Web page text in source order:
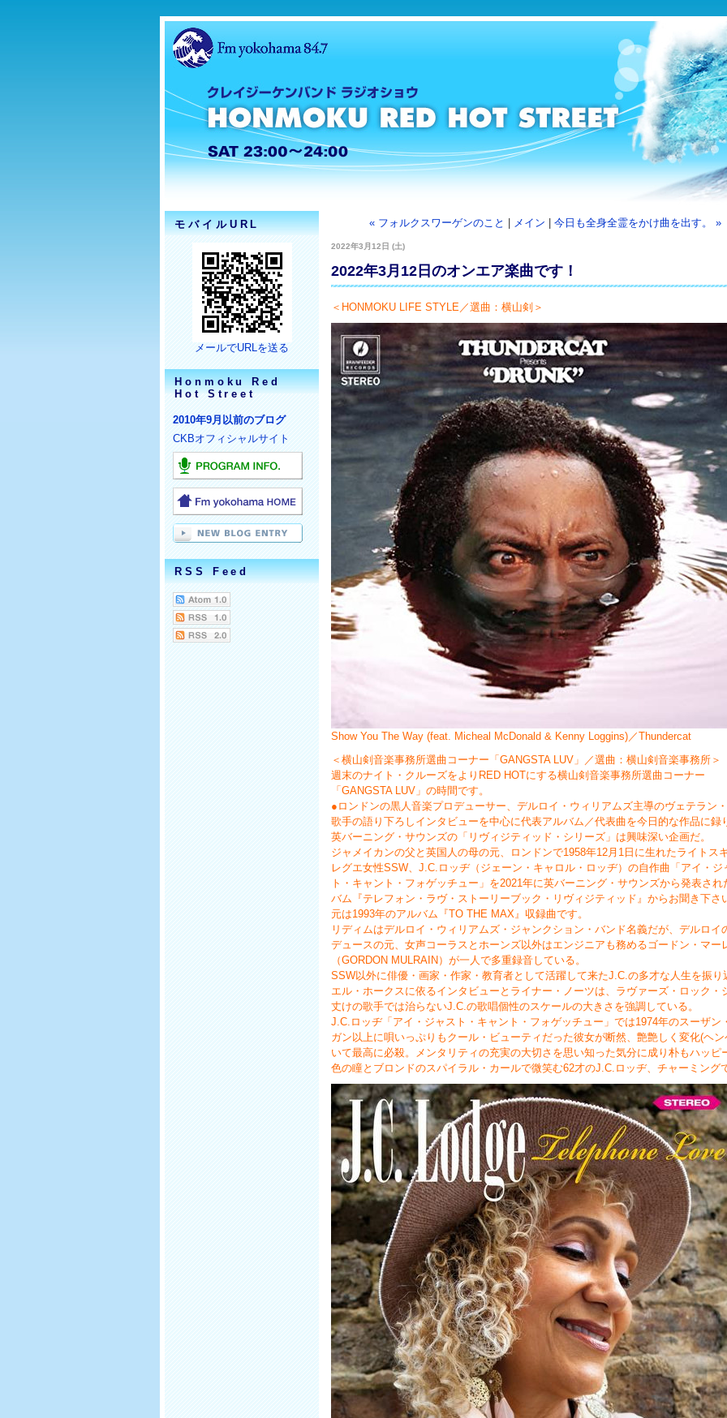
モバイルURL
メールでURLを送る
Honmoku Red
Hot Street
2010年9月以前のブログ
CKBオフィシャルサイト
RSS Feed
« フォルクスワーゲンのこと メイン 今日も全身全霊をかけ曲を出す。 »
2022年3月12日 (土)
2022年3月12日のオンエア楽曲です！
＜HONMOKU LIFE STYLE／選曲：横山剣＞
Show You The Way (feat. Micheal McDonald & Kenny Loggins)／
＜横山剣音楽事務所選曲コーナー「GANGSTA LUV」／選曲：横山剣音楽事務所＞
週末のナイト・クルーズをよりRED HOTにする横山剣音楽事務所選曲コーナー
「GANGSTA LUV」の時間です。
●ロンドンの黒人音楽プロデューサー、デルロイ・ウィリアムズ主導のヴェテラン
歌手の語り下ろしインタビューを中心に代表アルバム／代表曲を今日的な作品に録
英バーニング・サウンズの「リヴィジティッド・シリーズ」は興味深い企画だ。
ジャメイカンの父と英国人の母の元、ロンドンで1958年12月1日に生れたライトス
レグエ女性SSW、J.C.ロッヂ（ジェーン・キャロル・ロッヂ）の自作曲「アイ・ジ
ト・キャント・フォゲッチュー」を2021年に英バーニング・サウンズから発表され
バム『テレフォン・ラヴ・ストーリーブック・リヴィジティッド』からお聞き下さ
元は1993年のアルバム『TO THE MAX』収録曲です。
リディムはデルロイ・ウィリアムズ・ジャンクション・バンド名義だが、デルロイ
デュースの元、女声コーラスとホーンズ以外はエンジニアも務めるゴードン・マー
（GORDON MULRAIN）が一人で多重録音している。
SSW以外に俳優・画家・作家・教育者として活躍して来たJ.C.の多才な人生を振り
エル・ホークスに依るインタビューとライナー・ノーツは、ラヴァーズ・ロック・
丈けの歌手では治らないJ.C.の歌唱個性のスケールの大きさを強調している。
J.C.ロッヂ「アイ・ジャスト・キャント・フォゲッチュー」では1974年のスーザン
ガン以上に唄いっぷりもクール・ビューティだった彼女が断然、艶艶しく変化(ヘン
いて最高に必殺。メンタリティの充実の大切さを思い知った気分に成り朴もハッピ
色の瞳とブロンドのスパイラル・カールで微笑む62才のJ.C.ロッヂ、チャーミング